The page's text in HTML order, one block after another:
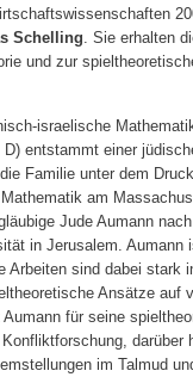
Schelling . Sie erhalten
und zur
israelische
entstammt einer
Familie unter dem
am
Jude Aumann
in Jerusalem.
Arbeiten sind dabei stark
Ansätze auf
Aumann für seine
darüber
im Talmud